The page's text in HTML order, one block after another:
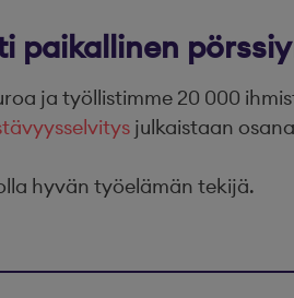
paikallinen
ja työllistimme 20 000
julkaistaan
hyvän työelämän tekijä.